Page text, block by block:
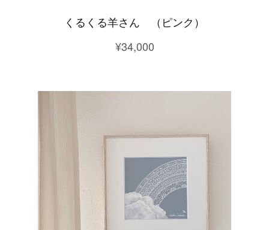
くるくる羊さん （ピンク）
¥34,000